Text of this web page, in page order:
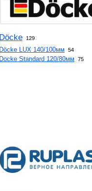
Döcke 129
Döcke LUX 140/100мм 54
Docke Standard 120/80мм 75